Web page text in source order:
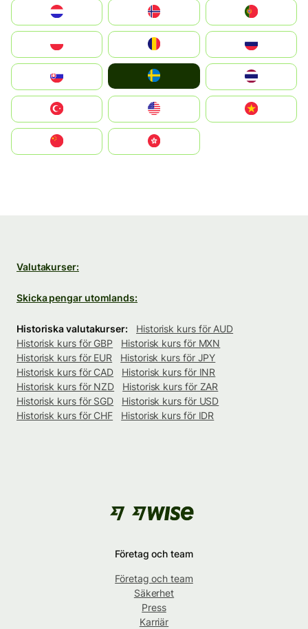
United States
中國香港特別行政區
Valutakurser:
Skicka pengar utomlands:
Historiska valutakurser:
Historisk kurs för AUD
Historisk kurs för GBP
Historisk kurs för MXN
Historisk kurs för EUR
Historisk kurs för JPY
Historisk kurs för CAD
Historisk kurs för INR
Historisk kurs för NZD
Historisk kurs för ZAR
Historisk kurs för SGD
Historisk kurs för USD
Historisk kurs för CHF
Historisk kurs för IDR
Företag och team
Företag och team
Säkerhet
Press
Karriär